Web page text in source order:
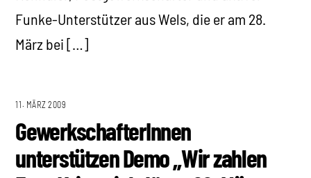
Funke-Unterstützer aus Wels, die er am 28.
März bei […]
11. MÄRZ 2009
GewerkschafterInnen
unterstützen Demo „Wir zahlen